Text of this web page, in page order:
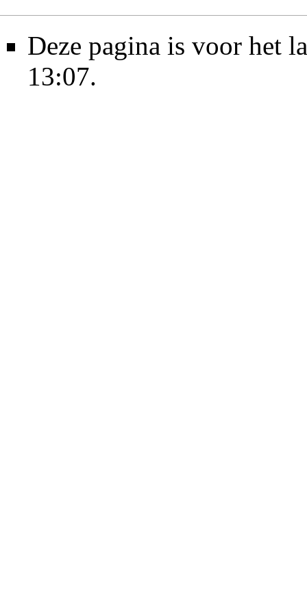
Deze pagina is voor het
13:07.